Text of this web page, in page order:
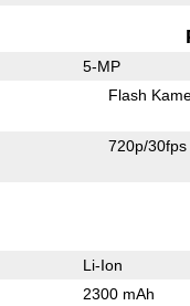
5-MP
Flash
720p/30fps
Li-Ion
2300 mAh